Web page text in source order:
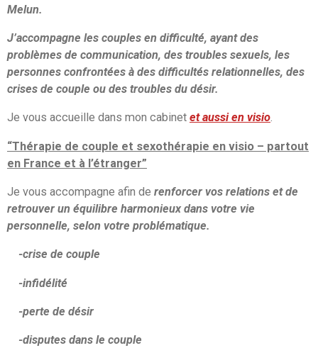
Melun.
J’accompagne les couples en difficulté, ayant des
problèmes de communication, des troubles sexuels, les
personnes confrontées à des difficultés relationnelles, des
crises de couple ou des troubles du désir.
Je vous accueille dans mon cabinet et aussi en visio.
“Thérapie de couple et sexothérapie en visio – partout
en France et à l’étranger”
Je vous accompagne afin de renforcer vos relations et de
retrouver un équilibre harmonieux dans votre vie
personnelle, selon votre problématique.
-crise de couple
-infidélité
-perte de désir
-disputes dans le couple